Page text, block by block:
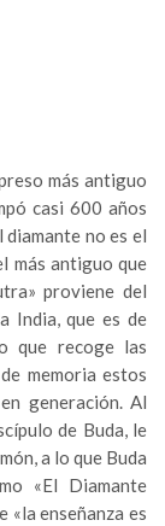
más antiguo
casi 600 años
no es el
más antiguo que
proviene del
India, que es de
que recoge las
memoria estos
generación. Al
de Buda, le
a lo que Buda
«El Diamante
«la enseñanza es